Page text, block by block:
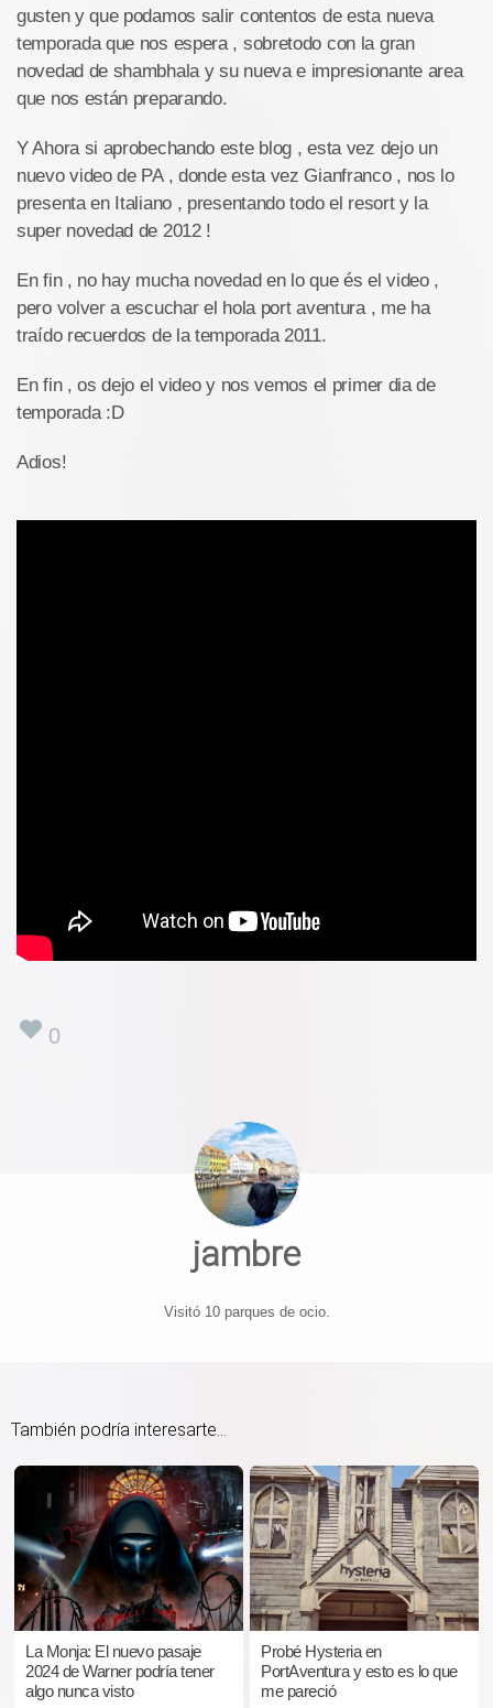
gusten y que podamos salir contentos de esta nueva
temporada que nos espera , sobretodo con la gran
novedad de shambhala y su nueva e impresionante area
que nos están preparando.
Y Ahora si aprobechando este blog , esta vez dejo un
nuevo video de PA , donde esta vez Gianfranco , nos lo
presenta en Italiano , presentando todo el resort y la
super novedad de 2012 !
En fin , no hay mucha novedad en lo que és el video ,
pero volver a escuchar el hola port aventura , me ha
traído recuerdos de la temporada 2011.
En fin , os dejo el video y nos vemos el primer dia de
temporada :D
Adios!
0
jambre
Visitó 10 parques de ocio.
También podría interesarte...
La Monja: El nuevo pasaje
2024 de Warner podría tener
algo nunca visto
Probé Hysteria en
PortAventura y esto es lo que
me pareció